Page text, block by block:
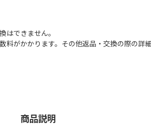
はできません｡
料がかかります。その他返品・交換の際の詳
商品説明